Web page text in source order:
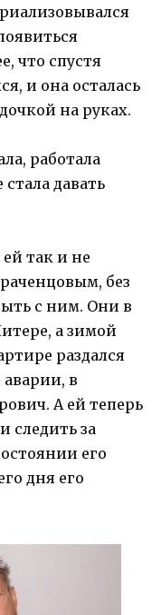
что спустя
и она осталась
на руках.
работала
давать
так и не
без
с ним. Они в
а зимой
раздался
аварии, в
А ей теперь
следить за
его
дня его